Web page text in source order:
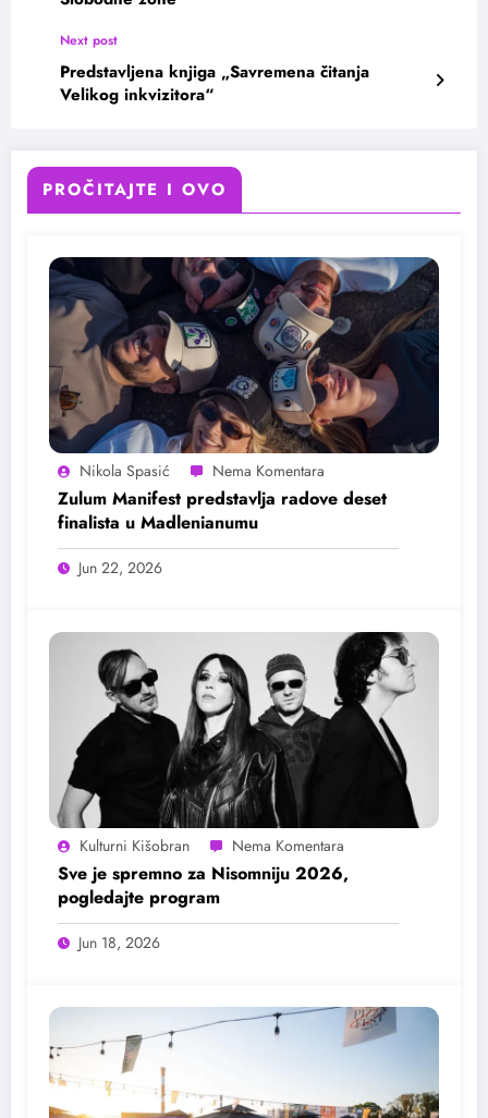
Next post
Predstavljena knjiga „Savremena čitanja
Velikog inkvizitora“
PROČITAJTE I OVO
Nikola Spasić
Zulum Manifest predstavlja radove deset
finalista u Madlenianumu
Jun 22, 2026
Kulturni Kišobran
Sve je spremno za Nisomniju 2026,
pogledajte program
Jun 18, 2026